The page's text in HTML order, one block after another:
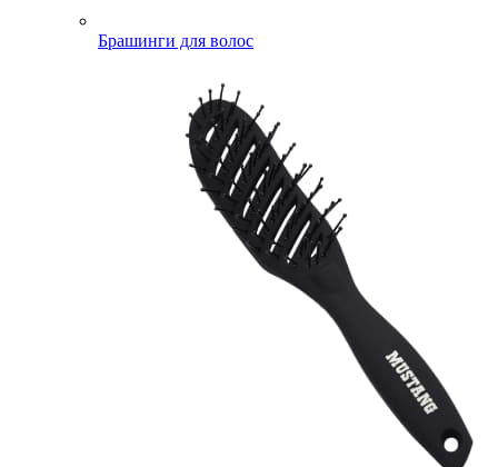
Брашинги для волос